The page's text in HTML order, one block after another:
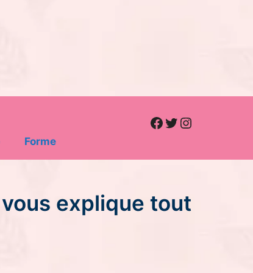
Forme
Facebook
Twitter
Instagram
explique tout